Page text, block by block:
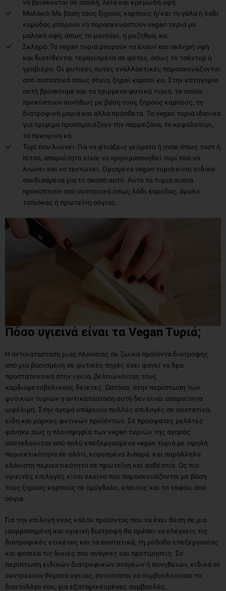
να βρίσκονται σε απαλή, λεία και κρεμώδη υφή.
Μαλακό: Με βάση τους ξηρούς καρπούς ή/και το γάλα ή λάδι
καρύδας μπορούν να παρασκευαστούν vegan τυριά με
μαλακή υφή, όπως το μανούρι, η μυζήθρα, κα.
Σκληρό: Τα vegan τυριά μπορούν να έχουν και σκληρή υφή
και διατίθενται τεμαχισμένα σε φέτες, όπως το τσένταρ ή
γραβιέρα. Οι φυτικές αυτές εναλλακτικές παρασκευάζονται
από συστατικά όπως σόγια, ξηροί καρποί κα. Στην κατηγορία
αυτή βρίσκουμε και τα τριμμένα φυτικά τυριά, τα οποία
προκύπτουν συνήθως με βάση τους ξηρούς καρπούς, τη
διατροφική μαγιά και άλλα πρόσθετα. Τα vegan τυριά ιδανικά
για τρίψιμο προσομοιάζουν την παρμεζάνα, το κεφαλοτύρι,
το πεκορίνο κά.
Τυρί που λιώνει: Για να φτιάξεις γεύματα ή σνακ όπως τοστ ή
πίτσα, απαραίτητο είναι να χρησιμοποιηθεί τυρί που να
λιώνει και να τεντώνει. Ορισμένα vegan τυριά είναι ειδικά
σχεδιασμένα για το σκοπό αυτό. Αυτά τα τυριά συχνά
προκύπτουν από συστατικά όπως λάδι καρύδας, άμυλο
ταπιόκας ή πρωτεΐνη σόγιας.
Πόσο υγιεινά είναι τα Vegan Tυριά;
Η αντικατάσταση μιας πλούσιας σε ζωικά προϊόντα διατροφής
από μια βασισμένη σε φυτικές πηγές έχει φανεί να δρα
προστατευτικά στην υγεία, βελτιώνοντας τους
καρδιομεταβολικούς δείκτες. Ωστόσο, στην περίπτωση των
φυτικών τυριών η αντικατάσταση αυτή δεν είναι απαραίτητα
ωφέλιμη. Στην αγορά υπάρχουν πολλές επιλογές σε συστατικά,
είδη και μάρκες φυτικών προϊόντων. Σε πρόσφατες μελέτες
φάνηκε πως η πλειοψηφία των vegan τυριών της αγοράς
αποτελούνταν από πολύ επεξεργασμένα vegan τυριά με υψηλή
περιεκτικότητα σε αλάτι, κορεσμένα λιπαρά, και παράλληλα
ελάχιστη περιεκτικότητα σε πρωτεΐνη και ασβέστιο. Ως πιο
υγιεινές επιλογές είναι εκείνα που παρασκευάζονται με βάση
τους ξηρούς καρπούς πχ αμύγδαλο, κάσιους και το τόφου, από
σόγια.
Για την επιλογή ενός καλού προϊόντος που να έχει θέση σε μια
ισορροπημένη και υγιεινή διατροφή θα πρέπει να ελέγχεις τις
διατροφικές ετικέτες και τα συστατικά, τη μέθοδο επεξεργασίας
και φυσικά τις δικιές σου ανάγκες και προτιμήσεις. Σε
περίπτωση ειδικών διατροφικών αναγκών ή συνηθειών, ειδικά αν
συντρέχουν θέματα υγείας, συνιστάται να συμβουλεύεσαι το
διαιτολόγο σου, για εξατομικευμένες συμβουλές.